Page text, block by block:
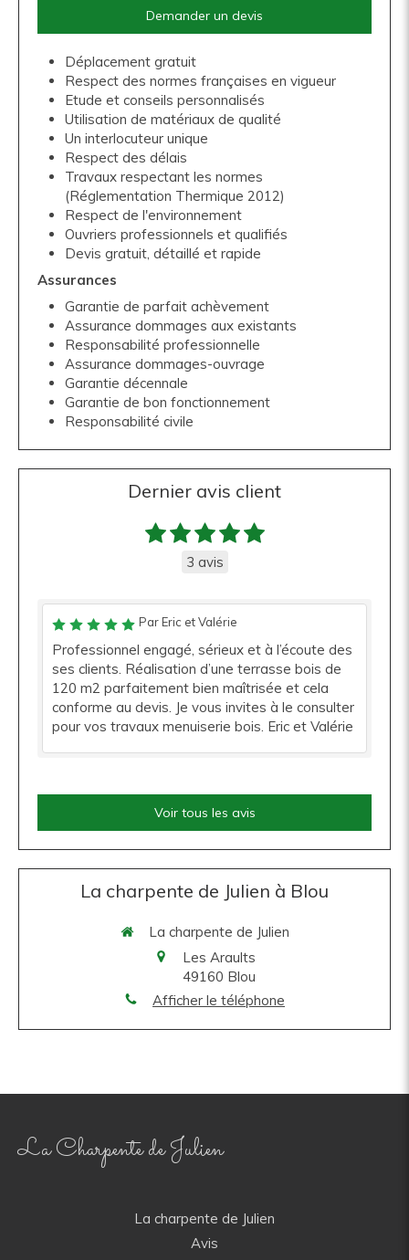
Demander un devis
Déplacement gratuit
Respect des normes françaises en vigueur
Etude et conseils personnalisés
Utilisation de matériaux de qualité
Un interlocuteur unique
Respect des délais
Travaux respectant les normes
(Réglementation Thermique 2012)
Respect de l'environnement
Ouvriers professionnels et qualifiés
Devis gratuit, détaillé et rapide
Assurances
Garantie de parfait achèvement
Assurance dommages aux existants
Responsabilité professionnelle
Assurance dommages-ouvrage
Garantie décennale
Garantie de bon fonctionnement
Responsabilité civile
Dernier avis client
3 avis
Par Eric et Valérie
Professionnel engagé, sérieux et à l’écoute des
ses clients. Réalisation d’une terrasse bois de
120 m2 parfaitement bien maîtrisée et cela
conforme au devis. Je vous invites à le consulter
pour vos travaux menuiserie bois. Eric et Valérie
Voir tous les avis
La charpente de Julien à Blou
La charpente de Julien
Les Araults
49160 Blou
Afficher le téléphone
La Charpente de Julien
La charpente de Julien
Avis